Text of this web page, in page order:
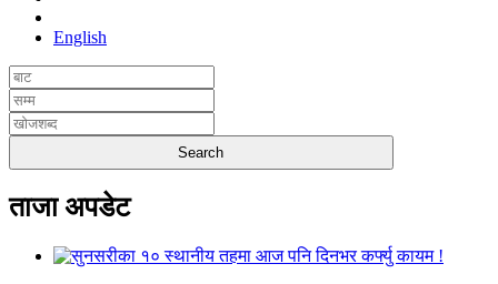
English
ताजा अपडेट